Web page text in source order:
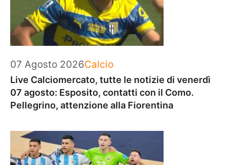
07 Agosto 2026Categorie
Calcio
Live Calciomercato, tutte le notizie di venerdì
07 agosto: Esposito, contatti con il Como.
Pellegrino, attenzione alla Fiorentina